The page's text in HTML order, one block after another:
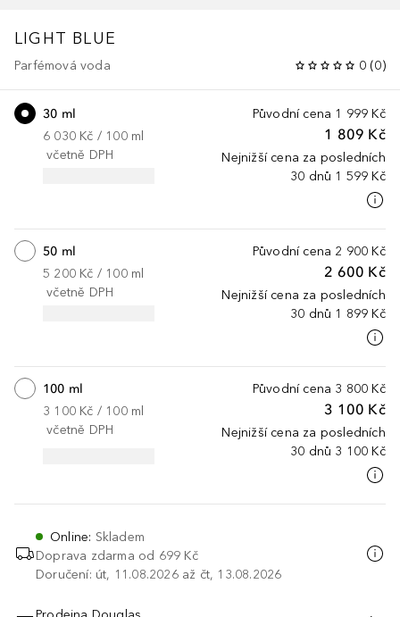
LIGHT BLUE
Parfémová voda 0 (0)
Původní cena 1 999 Kč
1 809 Kč
Nejnižší cena za posledních
30 dnů 1 599 Kč
30 ml
6 030 Kč / 100 ml
včetně DPH
Původní cena 2 900 Kč
2 600 Kč
Nejnižší cena za posledních
30 dnů 1 899 Kč
50 ml
5 200 Kč / 100 ml
včetně DPH
Původní cena 3 800 Kč
3 100 Kč
Nejnižší cena za posledních
30 dnů 3 100 Kč
100 ml
3 100 Kč / 100 ml
včetně DPH
Online: Skladem
Doprava zdarma od 699 Kč
Doručení: út, 11.08.2026 až čt, 13.08.2026